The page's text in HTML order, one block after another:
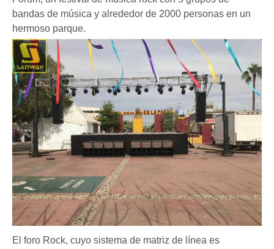
bandas de música y alrededor de 2000 personas en un
hermoso parque.
El foro Rock, cuyo sistema de matriz de línea es